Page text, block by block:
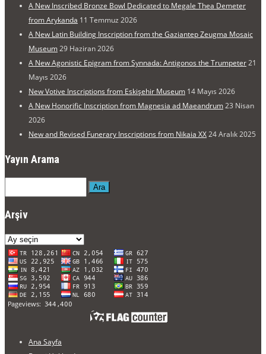
A New Inscribed Bronze Bowl Dedicated to Megale Thea Demeter
from Arykanda 11 Temmuz 2026
A New Latin Building Inscription from the Gaziantep Zeugma Mosaic
Museum29 Haziran 2026
A New Agonistic Epigram from Synnada: Antigonos the Trumpeter21
Mayıs 2026
New Votive Inscriptions from Eskişehir Museum 14 Mayıs 2026
A New Honorific Inscription from Magnesia ad Maeandrum23 Nisan
2026
New and Revised Funerary Inscriptions from Nikaia XX24 Aralık 2025
Yayın Arama
Ara
Arşiv
Arşiv
Ana Sayfa